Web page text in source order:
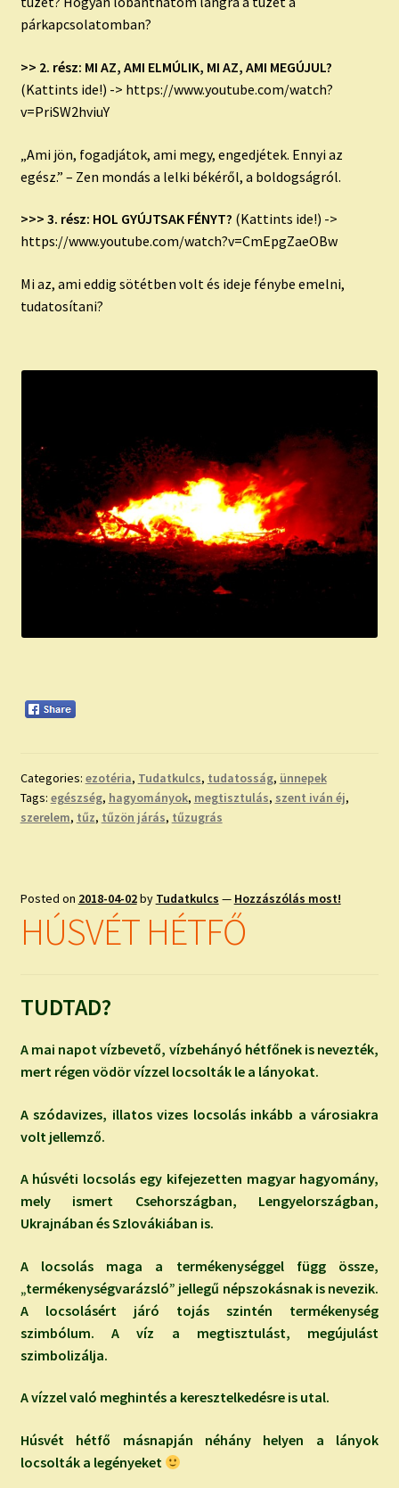
párkapcsolatomban?
>> 2. rész: MI AZ, AMI ELMÚLIK, MI AZ, AMI MEGÚJUL?
(Kattints ide!) -> https://www.youtube.com/watch?
v=PriSW2hviuY
„Ami jön, fogadjátok, ami megy, engedjétek. Ennyi az
egész.” – Zen mondás a lelki békéről, a boldogságról.
>>> 3. rész: HOL GYÚJTSAK FÉNYT? (Kattints ide!) ->
https://www.youtube.com/watch?v=CmEpgZaeOBw
Mi az, ami eddig sötétben volt és ideje fénybe emelni,
tudatosítani?
Categories: ezotéria, Tudatkulcs, tudatosság, ünnepek
Tags: egészség, hagyományok, megtisztulás, szent iván éj,
szerelem, tűz, tűzön járás, tűzugrás
Posted on 2018-04-02by Tudatkulcs — Hozzászólás most!
HÚSVÉT HÉTFŐ
TUDTAD?
A mai napot vízbevető, vízbehányó hétfőnek is nevezték,
mert régen vödör vízzel locsolták le a lányokat.
A szódavizes, illatos vizes locsolás inkább a városiakra
volt jellemző.
A húsvéti locsolás egy kifejezetten magyar hagyomány,
mely ismert Csehországban, Lengyelországban,
Ukrajnában és Szlovákiában is.
A locsolás maga a termékenységgel függ össze,
„termékenységvarázsló” jellegű népszokásnak is nevezik.
A locsolásért járó tojás szintén termékenység
szimbólum. A víz a megtisztulást, megújulást
szimbolizálja.
A vízzel való meghintés a keresztelkedésre is utal.
Húsvét hétfő másnapján néhány helyen a lányok
locsolták a legényeket